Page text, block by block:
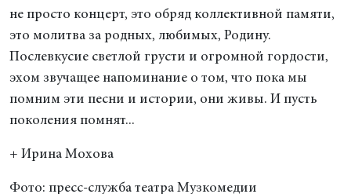
не просто концерт, это обряд коллективной памяти,
это молитва за родных, любимых, Родину.
Послевкусие светлой грусти и огромной гордости,
эхом звучащее напоминание о том, что пока мы
помним эти песни и истории, они живы. И пусть
поколения помнят...
+ Ирина Мохова
Фото: пресс-служба театра Музкомедии